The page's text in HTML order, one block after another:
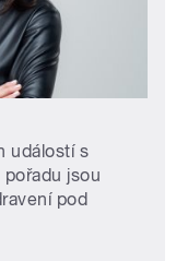
událostí s
pořadu jsou
pod